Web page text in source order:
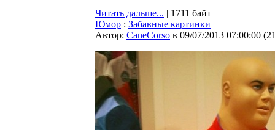
Читать дальше... | 1711 байт
Юмор : Забавные картинки
Автор: CaneCorso в 09/07/2013 07:00:00 (